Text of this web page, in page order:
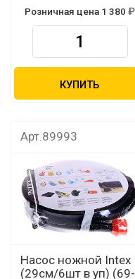
Розничная цена 1 380
КУПИТЬ
Арт.89993
Насос ножной Intex
(29см/6шт в уп) (69-